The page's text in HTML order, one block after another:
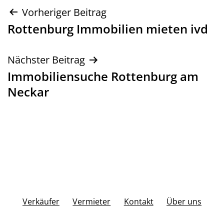
Beitragsnavigation
Vorheriger Beitrag
Rottenburg Immobilien mieten ivd
Nächster Beitrag
Immobiliensuche Rottenburg am
Neckar
Verkäufer Vermieter Kontakt Über uns